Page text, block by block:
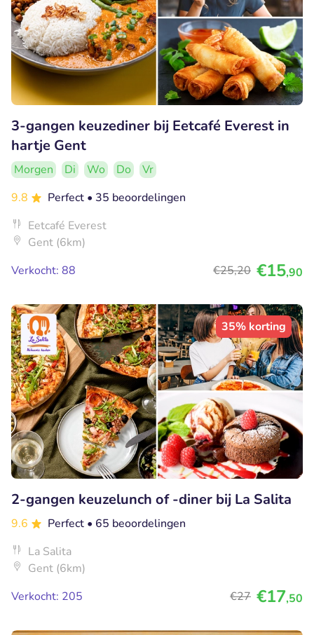
3-gangen keuzediner bij Eetcafé Everest in
hartje Gent
Morgen Di Wo Do
Vr
9.8
Perfect • 35 beoordelingen
Eetcafé Everest
Gent (6km)
Verkocht: 88
€25,20 €15,90
35% korting
2-gangen keuzelunch of -diner bij La Salita
9.6 Perfect • 65 beoordelingen
La Salita
Gent (6km)
Verkocht: 205
€27 €17,50